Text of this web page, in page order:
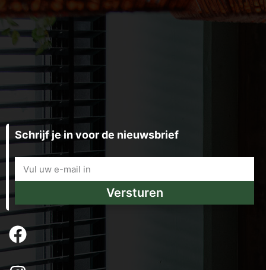
Schrijf je in voor de nieuwsbrief
Versturen